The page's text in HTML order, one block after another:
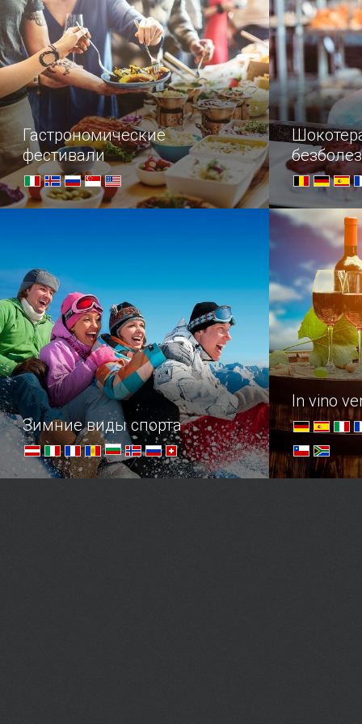
как «Московский дом фотографии».
Гастрономические
фестивали
заявить об этом миру. Всех
голодных просим отойти от экрана.
—Что вы
Зимние виды спорта
In vino